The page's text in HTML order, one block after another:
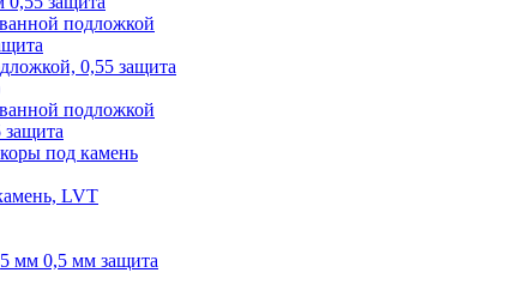
подложкой
0,55 защита
подложкой
под камень
LVT
мм 0,5 мм защита